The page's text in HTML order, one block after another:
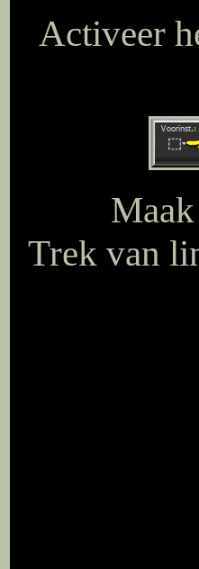
Activeer
Trek van